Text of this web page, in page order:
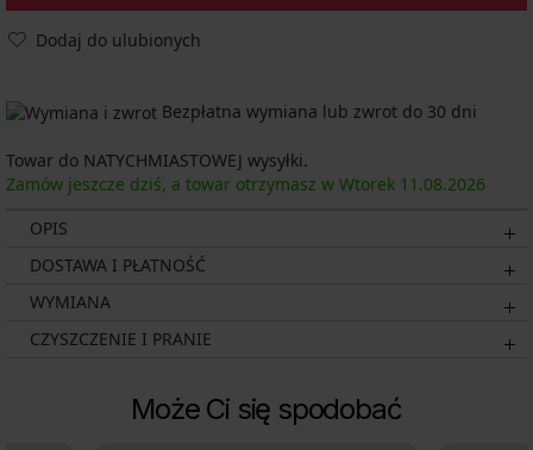
Dodaj do ulubionych
Bezpłatna wymiana lub zwrot do 30 dni
Towar do NATYCHMIASTOWEJ wysyłki.
Zamów jeszcze dziś, a towar otrzymasz w Wtorek 11.08.2026
OPIS
DOSTAWA I PŁATNOŚĆ
WYMIANA
CZYSZCZENIE I PRANIE
Może Ci się spodobać